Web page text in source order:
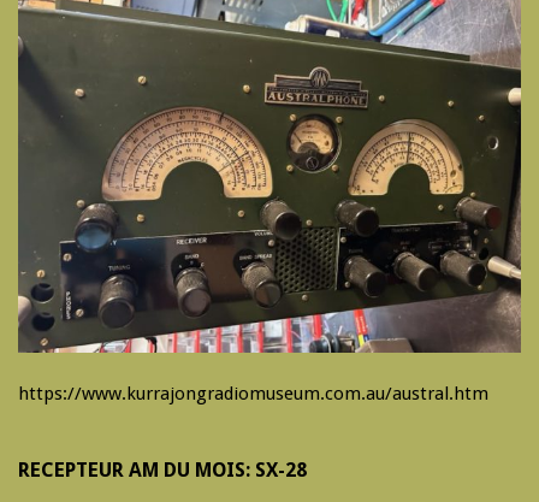
https://www.kurrajongradiomuseum.com.au/austral.htm
RECEPTEUR AM DU MOIS: SX-28